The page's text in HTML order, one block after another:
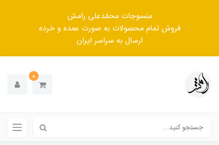
منسوجات محمّدعلی رامش
فروش تمام محصولات به صورت عمده و خرده
ارسال به سراسر ایران
0